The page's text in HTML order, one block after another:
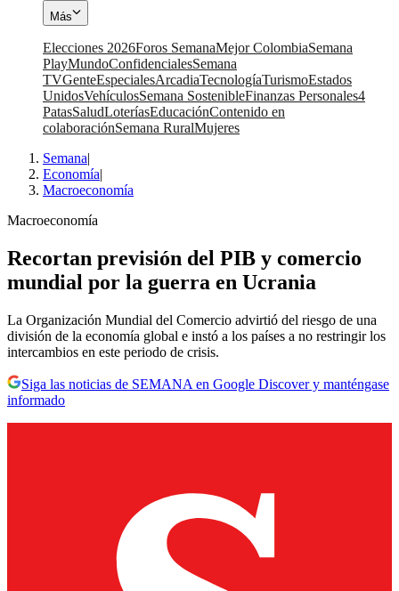
Más
Elecciones 2026Foros SemanaMejor ColombiaSemana
PlayMundoConfidencialesSemana
TVGenteEspecialesArcadiaTecnologíaTurismoEstados
UnidosVehículosSemana SostenibleFinanzas Personales4
PatasSaludLoteríasEducaciónContenido en
colaboraciónSemana RuralMujeres
Semana|
Economía|
Macroeconomía
Macroeconomía
Recortan previsión del PIB y comercio
mundial por la guerra en Ucrania
La Organización Mundial del Comercio advirtió del riesgo de una
división de la economía global e instó a los países a no restringir los
intercambios en este periodo de crisis.
Siga las noticias de SEMANA en Google Discover y manténgase
informado